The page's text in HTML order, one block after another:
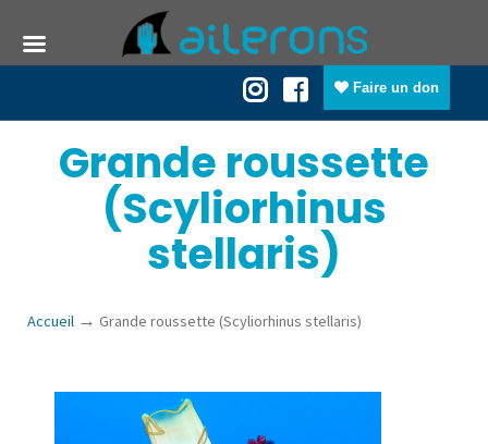
Faire un don
Grande roussette
(Scyliorhinus
stellaris)
Accueil → Grande roussette (Scyliorhinus stellaris)